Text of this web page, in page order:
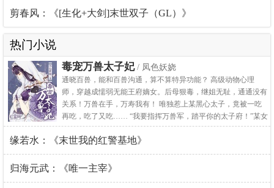
剪春风：《[生化+大剑]末世双子（GL）》
热门小说
毒宠万兽太子妃/ 凤色妖娆
通晓百兽，能和百兽沟通，算不算特异功能？ 高级动物心理
师，穿越成懦弱无能王府嫡女。后母狠毒，继姐无耻，通通没有
关系！万兽在手，万寿我有！ 唯独惹上某黑心太子，竟被一吃
再吃，吃了又吃…… “我要指挥万兽军，踏平你的太子府！”某女
奋起反抗。 “孤王不御兽，只御人，你懂的，爱妃……”
缘若水：《末世我的红警基地》
归海元武：《唯一主宰》